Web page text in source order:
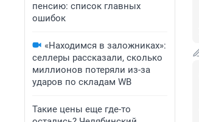
пенсию: список главных
ошибок
«Находимся в заложниках»:
селлеры рассказали, сколько
миллионов потеряли из-за
ударов по складам WB
Такие цены еще где-то